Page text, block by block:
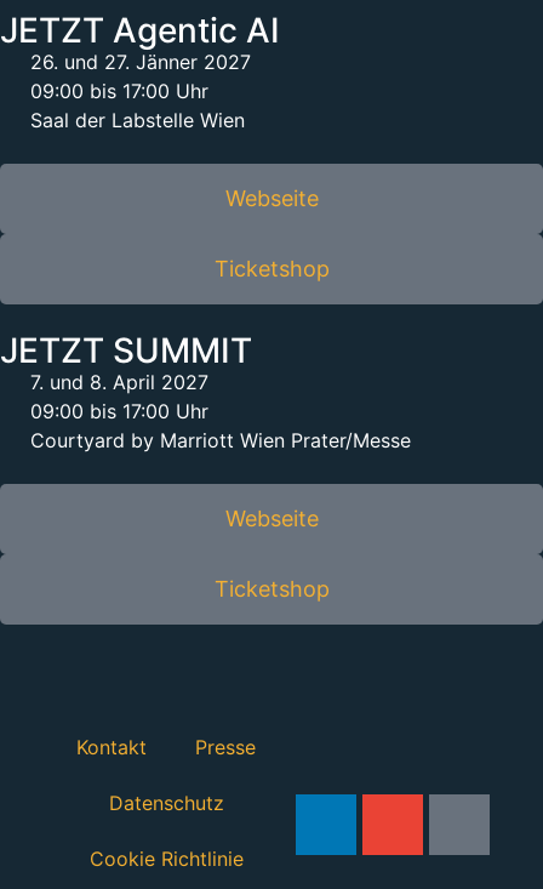
JETZT Agentic AI
26. und 27. Jänner 2027
09:00 bis 17:00 Uhr
Saal der Labstelle Wien
Webseite
Ticketshop
JETZT SUMMIT
7. und 8. April 2027
09:00 bis 17:00 Uhr
Courtyard by Marriott Wien Prater/Messe
Webseite
Ticketshop
Kontakt Presse
Datenschutz
Cookie Richtlinie